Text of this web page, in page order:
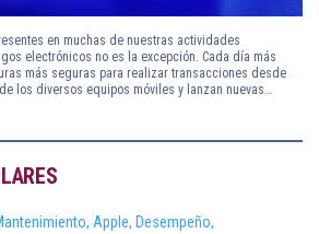
en muchas de nuestras actividades
electrónicos no es la excepción. Cada día más
más seguras para realizar transacciones desde
los diversos equipos móviles y lanzan nuevas…
Apple, Desempeño,